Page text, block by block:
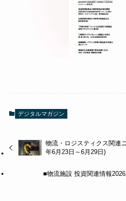
デジタルマガジン
物流・ロジスティクス関連
年6月23日～6月29日)
■物流施設 投資関連情報